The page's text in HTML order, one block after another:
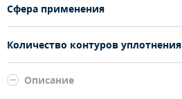
Сфера применения
Количество контуров уплотнения
Описание